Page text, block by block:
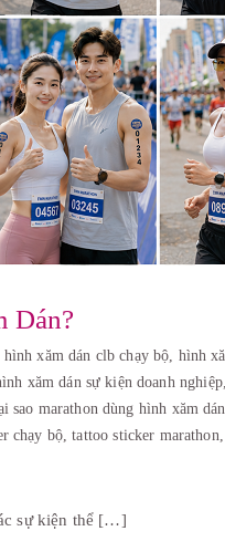
Dán?
hình xăm dán clb chạy bộ, hình
xăm dán sự kiện doanh
sao marathon dùng hình xăm
chạy bộ,tattoo sticker
sự kiện thể […]